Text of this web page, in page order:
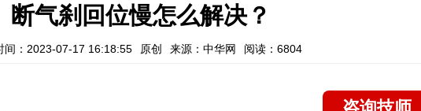
断气刹回位慢怎么解决？
间：2023-07-17 16:18:55 原创 来源：中华网 阅读：6804